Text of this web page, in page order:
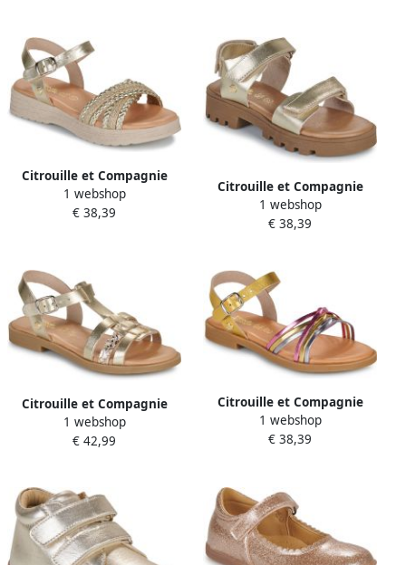
Citrouille et Compagnie
Platte sandalen PIXI
1 webshop
€ 38,39
Citrouille et Compagnie
Platte sandalen PIANA
1 webshop
€ 38,39
Citrouille et Compagnie
Platte sandalen TALEAU
1 webshop
€ 42,99
Citrouille et Compagnie
Platte sandalen DAISY
1 webshop
€ 38,39